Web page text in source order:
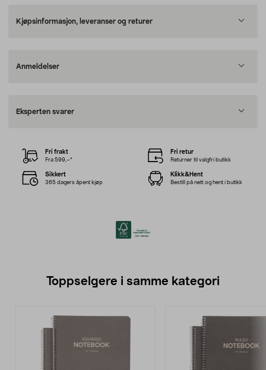
Kjøpsinformasjon, leveranser og returer
Anmeldelser
Eksperten svarer
Fri frakt
Fra 599,–*
Fri retur
Returner til valgfri butikk
Sikkert
365 dagers åpent kjøp
Klikk&Hent
Bestill på nett og hent i butikk
Toppselgere i samme kategori